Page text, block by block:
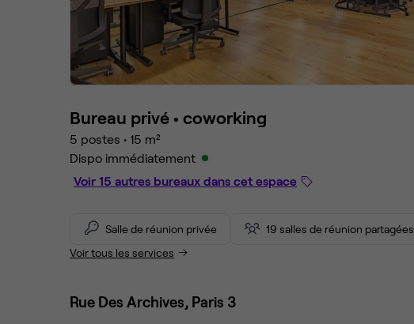
Bureau privé • coworking
5 postes • 15 m²
Dispo immédiatement
Voir 15 autres bureaux dans cet espace
Salle de réunion privée 19 salles de réunion partagées
Voir tous les services
Rue Des Archives, Paris 3